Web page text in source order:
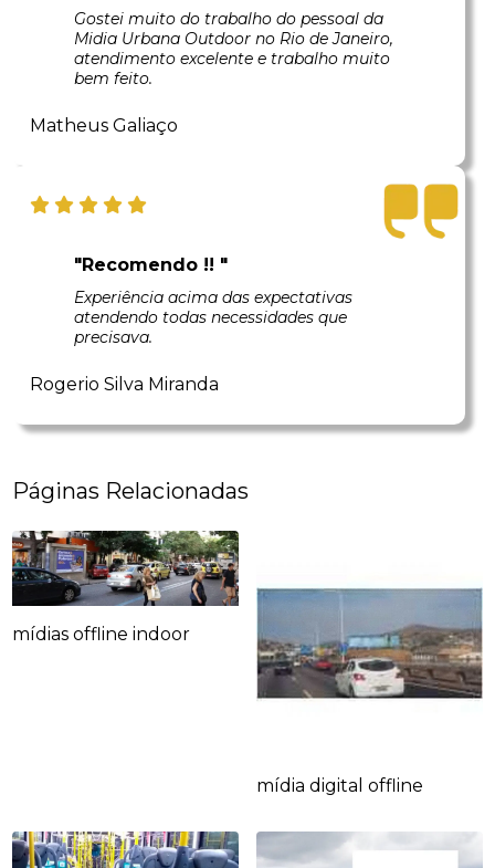
Gostei muito do trabalho do pessoal da
Midia Urbana Outdoor no Rio de Janeiro,
atendimento excelente e trabalho muito
bem feito.
Matheus Galiaço
"Recomendo !! "
Experiência acima das expectativas
atendendo todas necessidades que
precisava.
Rogerio Silva Miranda
Páginas Relacionadas
mídias offline indoor
mídia digital offline